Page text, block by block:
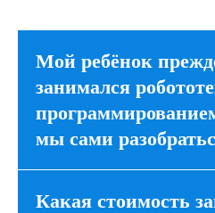
Мой ребёнок
занимался
мы сами
Какая стоимость